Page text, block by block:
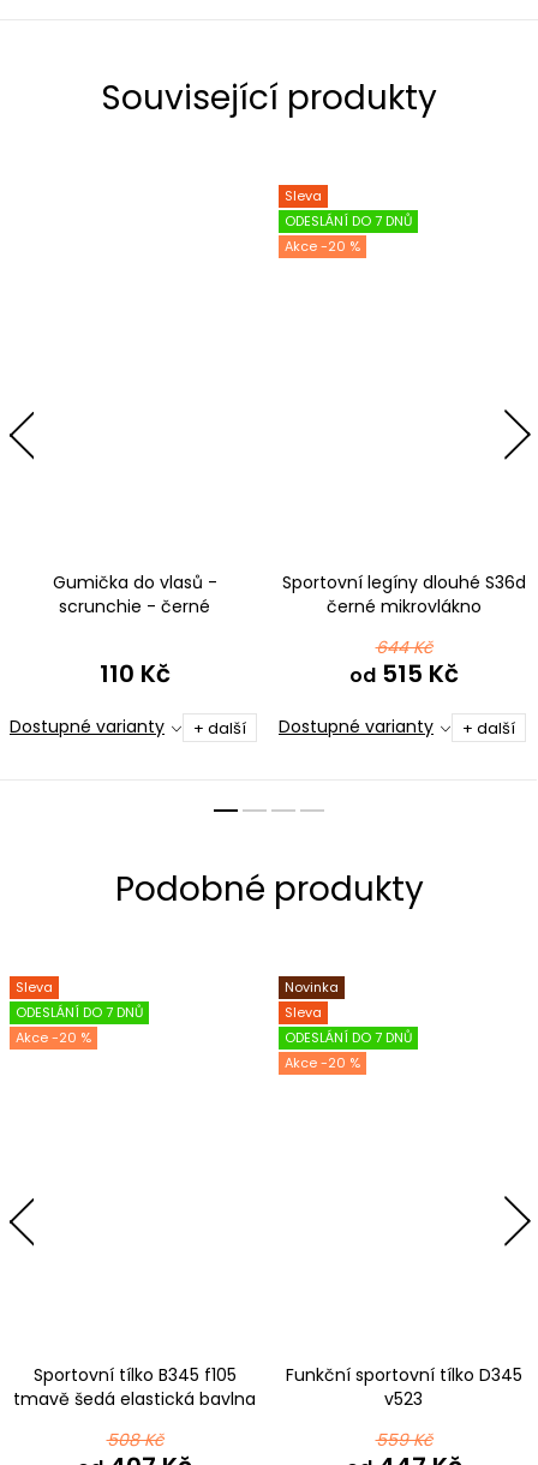
Související produkty
Gumička do vlasů -
scrunchie - černé
110 Kč
Dostupné varianty + další
Sleva
ODESLÁNÍ DO 7 DNŮ
-20 %
Sportovní legíny dlouhé S36d
černé mikrovlákno
644 Kč
od515 Kč
Dostupné varianty + další
Sleva
ODESLÁNÍ DO 7 DNŮ
-20 %
Sportovní tílko B345 f105
tmavě šedá elastická bavlna
508 Kč
Novinka
Sleva
ODESLÁNÍ DO 7 DNŮ
-20 %
Funkční sportovní tílko D345
v523
559 Kč